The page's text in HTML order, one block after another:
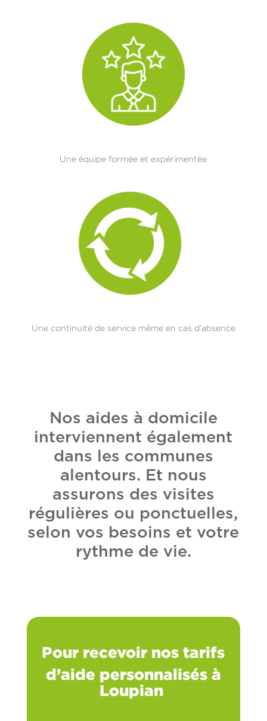
Une équipe formée et expérimentée
Une continuité de service même en cas d’absence
Nos aides à domicile
interviennent également
dans les communes
alentours. Et nous
assurons des visites
régulières ou ponctuelles,
selon vos besoins et votre
rythme de vie.
Pour recevoir nos tarifs
d’aide personnalisés à
Loupian